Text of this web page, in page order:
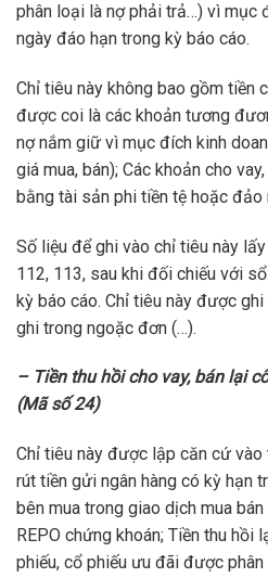
phân loại là nợ phải trả…) vì mục
ngày đáo hạn trong kỳ báo cáo.
Chỉ tiêu này không bao gồm tiền
được coi là các khoản tương
nợ nắm giữ vì mục đích kinh
giá mua, bán); Các khoản cho
bằng tài sản phi tiền tệ hoặc đảo
Số liệu để ghi vào chỉ tiêu này
112, 113, sau khi đối chiếu với
kỳ báo cáo. Chỉ tiêu này được
ghi trong ngoặc đơn (…).
– Tiền thu hồi cho vay, bán lại
(Mã số 24)
Chỉ tiêu này được lập căn cứ
rút tiền gửi ngân hàng có kỳ hạn
bên mua trong giao dịch mua
REPO chứng khoán; Tiền thu hồi
phiếu, cổ phiếu ưu đãi được